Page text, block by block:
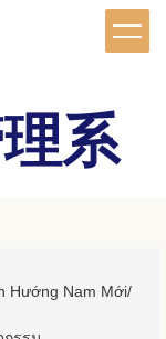
系
Hướng Nam Mới/